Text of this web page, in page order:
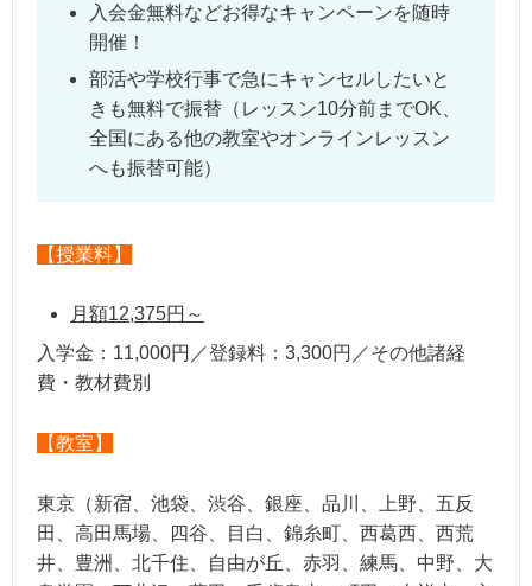
入会金無料などお得なキャンペーンを随時
開催！
部活や学校行事で急にキャンセルしたいと
きも無料で振替（レッスン10分前までOK、
全国にある他の教室やオンラインレッスン
へも振替可能）
【授業料】
月額12,375円～
入学金：11,000円／登録料：3,300円／その他諸経
費・教材費別
【教室】
東京（新宿、池袋、渋谷、銀座、品川、上野、五反
田、高田馬場、四谷、目白、錦糸町、西葛西、西荒
井、豊洲、北千住、自由が丘、赤羽、練馬、中野、大